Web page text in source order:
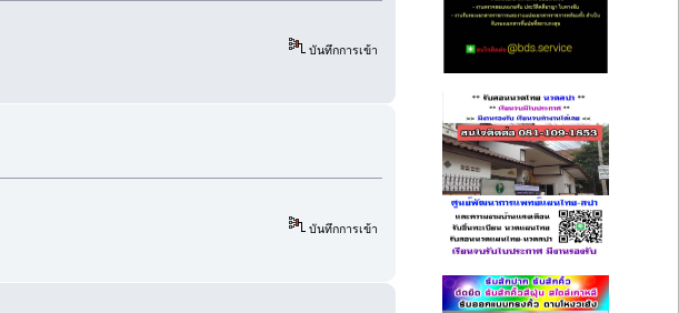
บันทึกการเข้า
บันทึกการเข้า